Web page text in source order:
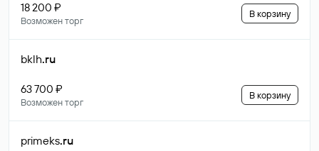
18 200 ₽
Возможен торг
В корзину
bklh.ru
63 700 ₽
Возможен торг
В корзину
primeks.ru